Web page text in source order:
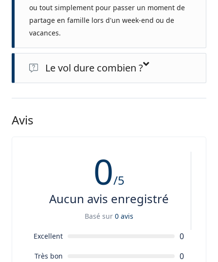
ou tout simplement pour passer un moment de
partage en famille lors d'un week-end ou de
vacances.
Le vol dure combien ?
Avis
0/5
Aucun avis enregistré
Basé sur 0 avis
Excellent 0
Très bon 0